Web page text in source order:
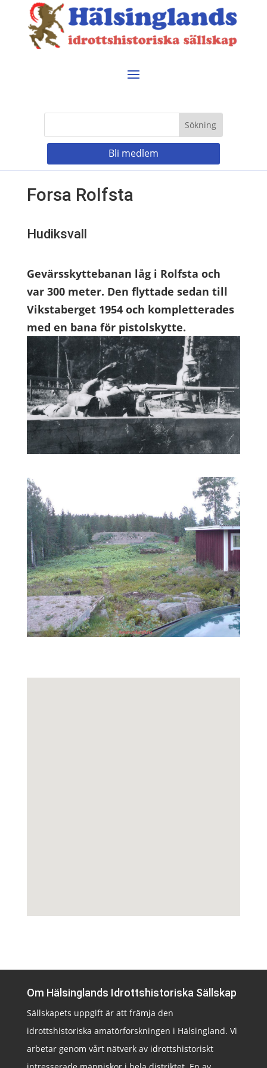
Bli medlem
Forsa Rolfsta
Hudiksvall
Gevärsskyttebanan låg i Rolfsta och
var 300 meter. Den flyttade sedan till
Vikstaberget 1954 och kompletterades
med en bana för pistolskytte.
Om Hälsinglands Idrottshistoriska Sällskap
Sällskapets uppgift är att främja den
idrottshistoriska amatörforskningen i Hälsingland. Vi
arbetar genom vårt nätverk av idrottshistoriskt